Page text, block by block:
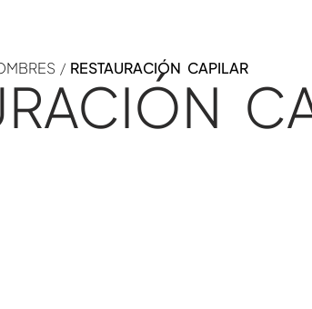
/ RESTAURACIÓN CAPILAR